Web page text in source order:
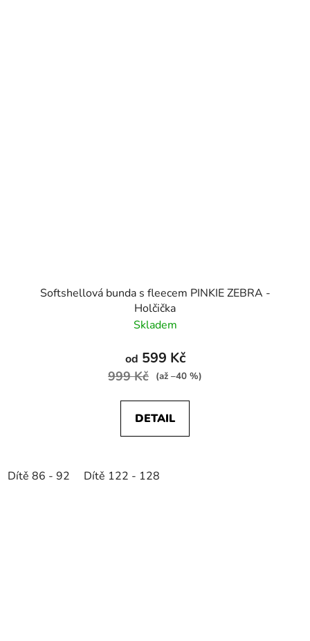
Softshellová bunda s fleecem PINKIE ZEBRA -
Holčička
Skladem
od 599 Kč
999 Kč (až –40 %)
DETAIL
Dítě 86 - 92 Dítě 122 - 128